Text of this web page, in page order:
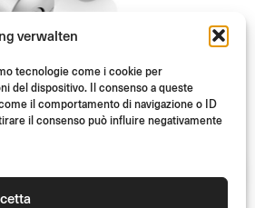
verwalten
tecnologie come i cookie per
del dispositivo. Il consenso a queste
il comportamento di navigazione o ID
il consenso può influire negativamente
CAPS